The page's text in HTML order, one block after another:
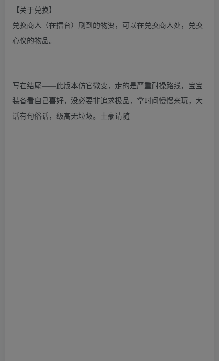
【关于兑换】
兑换商人（在擂台）刷到的物资，可以在兑换商人处，兑换
心仪的物品。
写在结尾——此版本仿官微变，走的是严重耐操路线，宝宝
装备看自己喜好，没必要非追求极品，拿时间慢慢来玩，大
话有句俗话，级高无垃圾。土豪请随